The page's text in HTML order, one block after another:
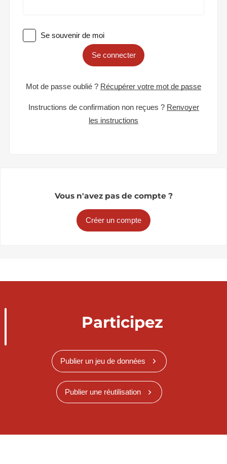
Se souvenir de moi
Se connecter
Mot de passe oublié ? Récupérer votre mot de passe
Instructions de confirmation non reçues ? Renvoyer
les instructions
Vous n'avez pas de compte ?
Créer un compte
Participez
Publier un jeu de données
Publier une réutilisation